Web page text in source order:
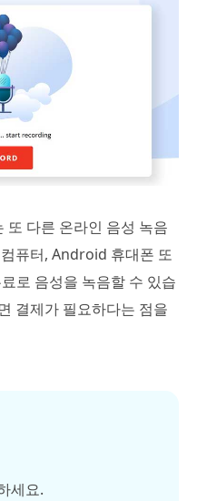
다른 온라인 음성 녹음
퓨터, Android 휴대폰 또
로 음성을 녹음할 수 있습
결제가 필요하다는 점을
세요.